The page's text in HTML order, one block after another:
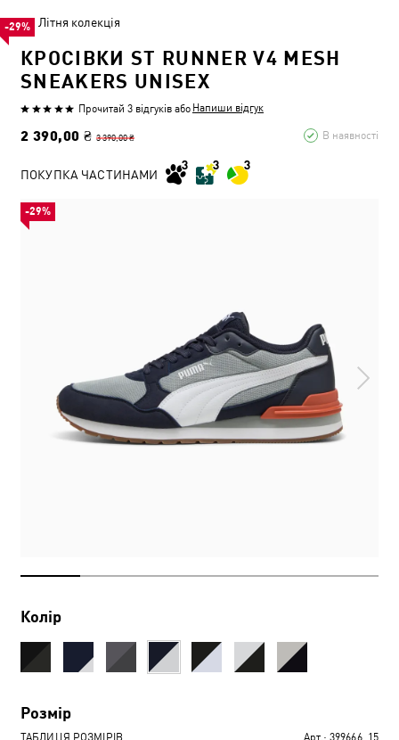
Літня колекція
КРОСІВКИ ST RUNNER V4 MESH
SNEAKERS UNISEX
Прочитай 3 відгуків або Напиши відгук
2 390,00 ₴ 3 390,00 ₴ В наявності
-29%
ПОКУПКА ЧАСТИНАМИ
Колір
Розмір
ТАБЛИЦЯ РОЗМІРІВ Арт.: 399666_15
-29%